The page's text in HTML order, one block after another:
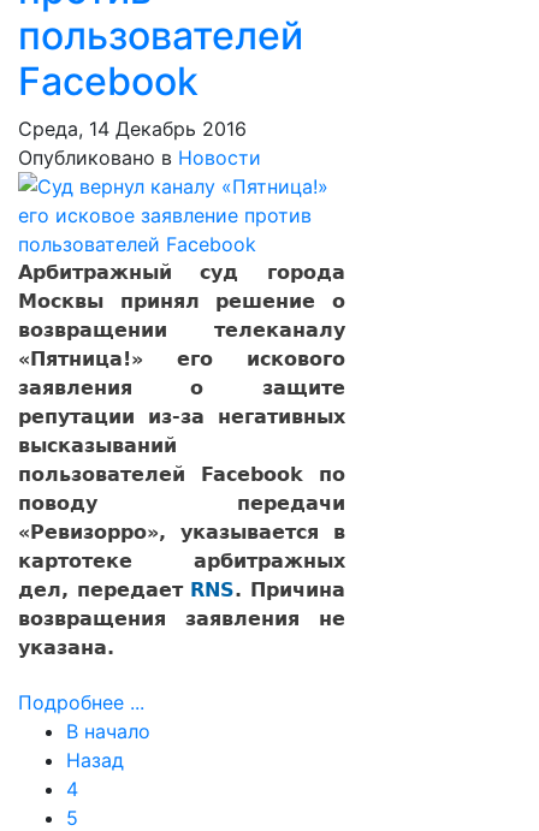
пользователей
Facebook
Среда, 14 Декабрь 2016
Опубликовано в Новости
Арбитражный суд города
Москвы принял решение о
возвращении телеканалу
«Пятница!» его искового
заявления о защите
репутации из-за негативных
высказываний
пользователей Facebook по
поводу передачи
«Ревизорро», указывается в
картотеке арбитражных
дел, передает RNS. Причина
возвращения заявления не
указана.
Подробнее ...
В начало
Назад
4
5